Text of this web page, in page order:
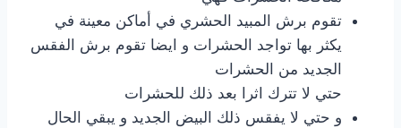
تقوم برش المبيد الحشري في أماكن معينة في
يكثر بها تواجد الحشرات و ايضا تقوم برش الفقس
الجديد من الحشرات
حتي لا تترك اثرا بعد ذلك للحشرات
و حتي لا يفقس ذلك البيض الجديد و يبقي الحال